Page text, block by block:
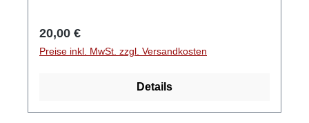
Regulärer Preis:
20,00 €
Preise inkl. MwSt. zzgl. Versandkosten
Details